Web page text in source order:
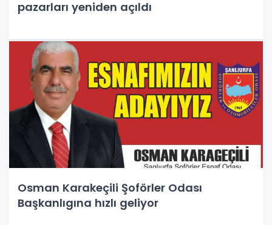
pazarları yeniden açıldı
Osman Karakeçili Şoförler Odası
Başkanlıgına hızlı geliyor